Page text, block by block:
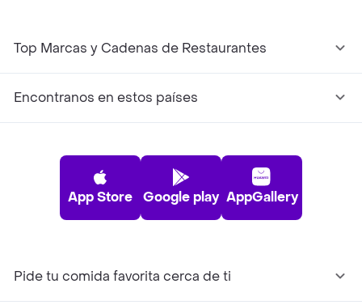
Top Marcas y Cadenas de Restaurantes
Encontranos en estos países
App Store Google play AppGallery
Pide tu comida favorita cerca de ti